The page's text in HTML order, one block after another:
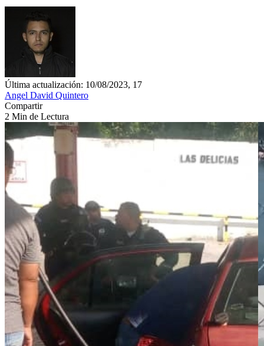
Última actualización: 10/08/2023, 17
Angel David Quintero
Compartir
2 Min de Lectura